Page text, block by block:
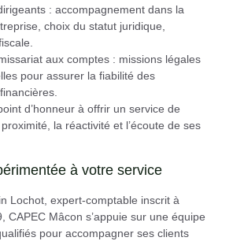
: accompagnement dans la
choix du statut juridique,
aux comptes : missions légales
pour assurer la fiabilité des
d’honneur à offrir un service de
la réactivité et l’écoute de ses
à votre service
Lochot, expert-comptable inscrit à
CAPEC Mâcon s’appuie sur une équipe
pour accompagner ses clients